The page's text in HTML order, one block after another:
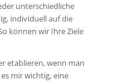
unterschiedliche
individuell auf die
können wir Ihre Ziele
etablieren, wenn man
mir wichtig, eine